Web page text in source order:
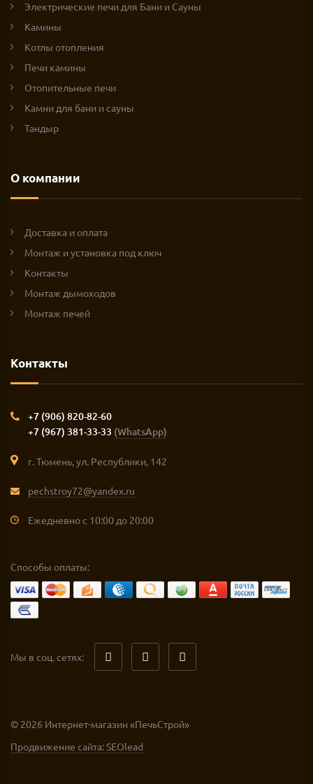
Электрические печи для Бани и Сауны
Камины
Котлы отопления
Печи камины
Отопительные печи
Камни для бани и сауны
Тандыр
О компании
Доставка и оплата
Монтаж и установка под ключ
Контакты
Монтаж дымоходов
Монтаж печей
Контакты
+7 (906) 820-82-60
+7 (967) 381-33-33 (WhatsApp)
г. Тюмень, ул. Республики, 142
pechstroy72@yandex.ru
Ежедневно с 10:00 до 20:00
Способы оплаты:
Мы в соц. сетях:
© 2026 Интернет-магазин «ПечьСтрой»
Продвижение сайта: SEOlead